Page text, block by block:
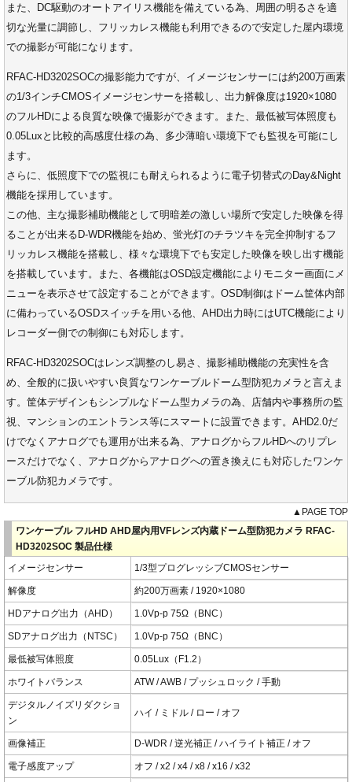
また、DC駆動のオートアイリス機能を備えている為、周囲の明るさを適
切な光量に調節し、フリッカレス機能も利用できるので安定した屋内環境
での撮影が可能になります。
RFAC-HD3202SOCの撮影能力ですが、イメージセンサーには約200万画素
の1/3インチCMOSイメージセンサーを搭載し、出力解像度は1920×1080
のフルHDによる良質な映像で撮影ができます。また、最低被写体照度も
0.05Luxと比較的高感度仕様の為、多少薄暗い環境下でも監視を可能にし
ます。
さらに、低照度下での監視にも耐えられるように電子切替式のDay&Night
機能を採用しています。
この他、主な撮影補助機能として明暗差の激しい場所で安定した映像を得
ることが出来るD-WDR機能を始め、蛍光灯のチラツキを完全抑制するフ
リッカレス機能を搭載し、様々な環境下でも安定した映像を映し出す機能
を搭載しています。また、各機能はOSD設定機能によりモニター画面にメ
ニューを表示させて設定することができます。OSD制御はドーム筐体内部
に備わっているOSDスイッチを用いる他、AHD出力時にはUTC機能により
レコーダー側での制御にも対応します。
RFAC-HD3202SOCはレンズ調整のし易さ、撮影補助機能の充実性を含
め、全般的に扱いやすい良質なワンケーブルドーム型防犯カメラと言えま
す。筐体デザインもシンプルなドーム型カメラの為、店舗内や事務所の監
視、マンションのエントランス等にスマートに設置できます。AHD2.0だ
けでなくアナログでも運用が出来る為、アナログからフルHDへのリプレ
ースだけでなく、アナログからアナログへの置き換えにも対応したワンケ
ーブル防犯カメラです。
▲PAGE TOP
ワンケーブル フルHD AHD屋内用VFレンズ内蔵ドーム型防犯カメラ RFAC-
HD3202SOC 製品仕様
イメージセンサー
1/3型プログレッシブCMOSセンサー
解像度 約200万画素 / 1920×1080
HDアナログ出力（AHD） 1.0Vp-p 75Ω（BNC）
SDアナログ出力（NTSC） 1.0Vp-p 75Ω（BNC）
最低被写体照度 0.05Lux（F1.2）
ホワイトバランス ATW / AWB / プッシュロック / 手動
デジタルノイズリダクショ
ン
ハイ / ミドル / ロー / オフ
画像補正 D-WDR / 逆光補正 / ハイライト補正 / オフ
電子感度アップ オフ / x2 / x4 / x8 / x16 / x32